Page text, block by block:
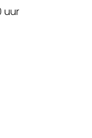
uur